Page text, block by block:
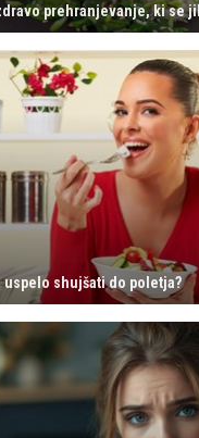
prehranjevanje, ki se
uspelo shujšati do poletja?